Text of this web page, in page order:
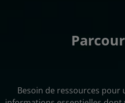
Besoin de ressources pour